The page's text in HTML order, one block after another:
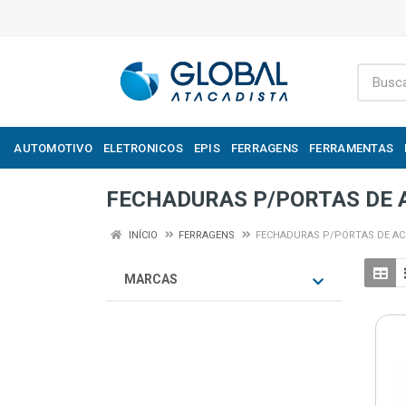
AUTOMOTIVO ELETRONICOS EPIS FERRAGENS FERRAMENTAS
FECHADURAS P/PORTAS DE
INÍCIO FERRAGENS FECHADURAS P/PORTAS DE
MARCAS